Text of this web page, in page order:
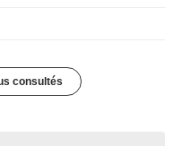
consultés